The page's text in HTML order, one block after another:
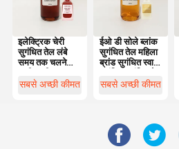
इलेक्ट्रिक चेरी
सुगंधित तेल लंबे
समय तक चलने
सुगंधित तेल 100%
सबसे अच्छी कीमत
ईओ डी सोले ब्लांक
सुगंधित तेल महिला
ब्रांड सुगंधित स्वाद
सबसे अच्छी कीमत